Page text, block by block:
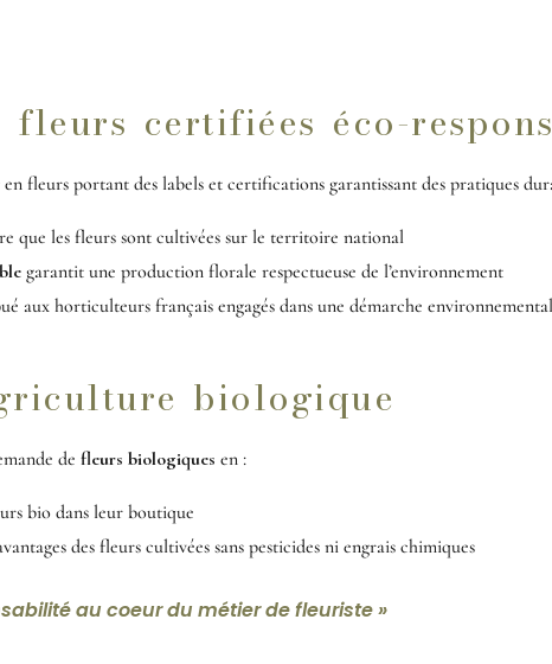
certifiées éco-
fleurs portant des labels et certifications garantissant des pratiques
que les fleurs sont cultivées sur le territoire national
garantit une production florale respectueuse de l’environnement
aux horticulteurs français engagés dans une démarche
biologique
de fleurs biologiques en :
bio dans leur boutique
des fleurs cultivées sans pesticides ni engrais chimiques
au coeur du métier de fleuriste »